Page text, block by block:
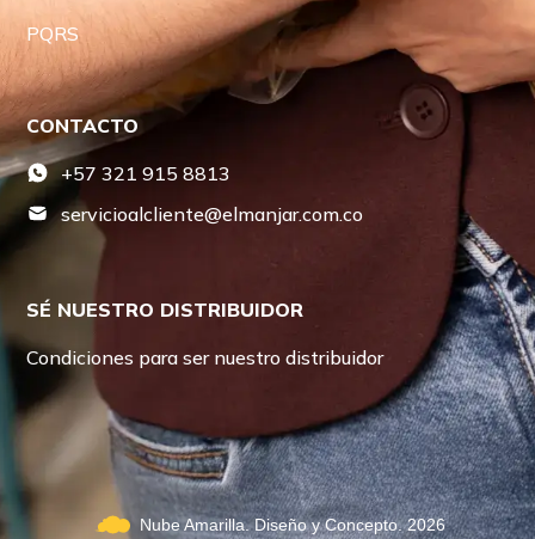
PQRS
CONTACTO
+57 321 915 8813
servicioalcliente@elmanjar.com.co
SÉ NUESTRO DISTRIBUIDOR
Condiciones para ser nuestro distribuidor
Nube Amarilla. Diseño y Concepto. 2026